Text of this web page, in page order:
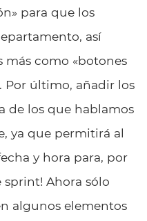
para que los
así
como «botones
Por último, añadir los
de los que hablamos
ya que permitirá al
y hora para, por
sprint! Ahora sólo
algunos elementos